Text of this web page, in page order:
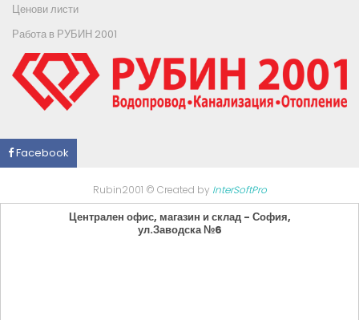
Ценови листи
Работа в РУБИН 2001
Facebook
Rubin2001 © Created by InterSoftPro
Централен офис, магазин и склад - София,
ул.Заводска №6